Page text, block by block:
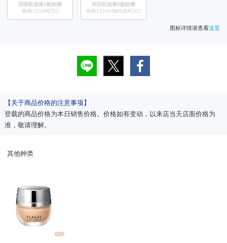
羽田机场第3航站楼
南侧 COSMETIC
羽田机场第3航站楼
南侧 LIQUOR&TOBACCO
图标详情请查看这里
【关于商品价格的注意事项】
登载的商品价格为本日销售价格。价格如有变动，以来店当天店面价格为
准，敬请理解。
其他种类